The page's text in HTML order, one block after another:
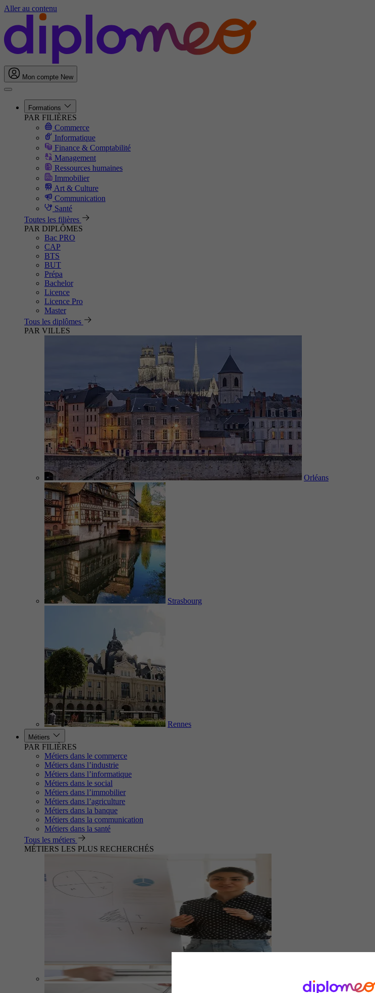
Aller au contenu
Mon compte New
Formations
PAR FILIÈRES
Commerce
Informatique
Finance & Comptabilité
Management
Ressources humaines
Immobilier
Art & Culture
Communication
Santé
Toutes les filières
PAR DIPLÔMES
Bac PRO
CAP
BTS
BUT
Prépa
Bachelor
Licence
Licence Pro
Master
Tous les diplômes
PAR VILLES
Orléans
Strasbourg
Rennes
Métiers
PAR FILIÈRES
Métiers dans le commerce
Métiers dans l’industrie
Métiers dans l’informatique
Métiers dans le social
Métiers dans l’immobilier
Métiers dans l’agriculture
Métiers dans la banque
Métiers dans la communication
Métiers dans la santé
Tous les métiers
MÉTIERS LES PLUS RECHERCHÉS
Chef de projet